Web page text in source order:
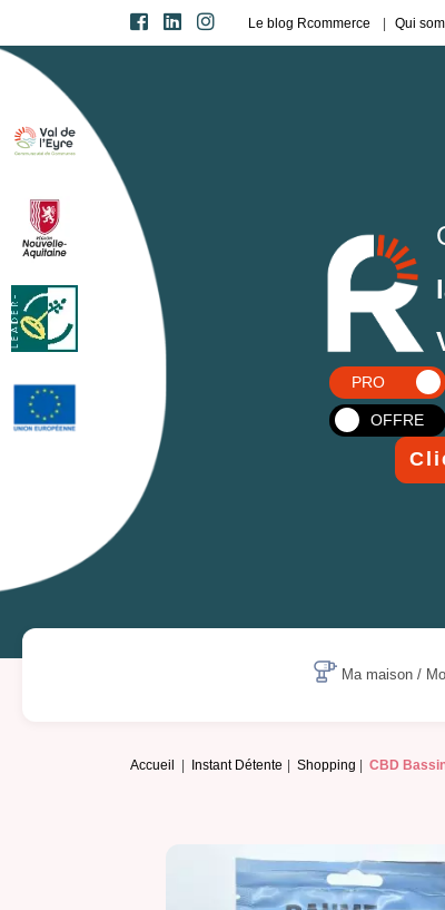
Le blog Rcommerce Qui
PRO
OFFRE
Ma maison /
Accueil Instant Détente Shopping CBD